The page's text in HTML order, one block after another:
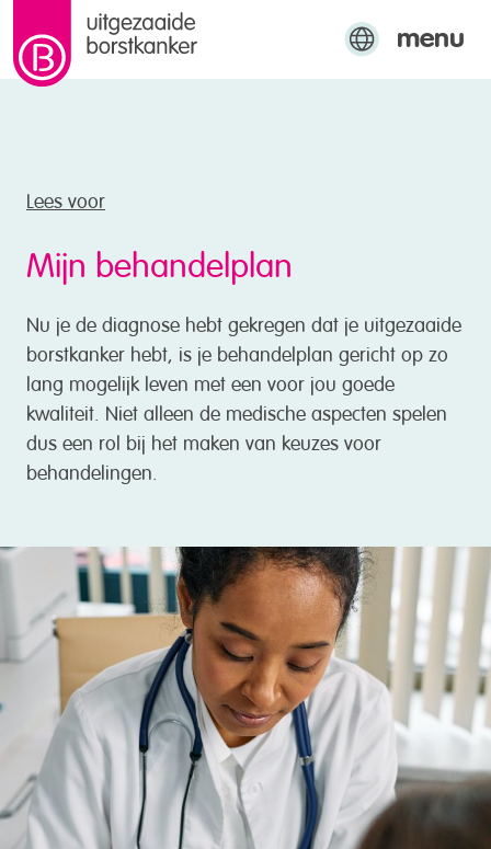
naar de inhoud menu
Lees voor
Mijn behandelplan
Nu je de diagnose hebt gekregen dat je uitgezaaide
borstkanker hebt, is je behandelplan gericht op zo
lang mogelijk leven met een voor jou goede
kwaliteit. Niet alleen de medische aspecten spelen
dus een rol bij het maken van keuzes voor
behandelingen.